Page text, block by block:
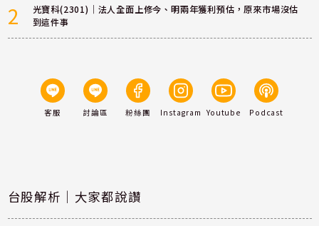
2
光寶科(2301)｜法人全面上修今、明兩年獲利預估，原來市場沒估
到這件事
客服 討論區 粉絲團 Instagram Youtube Podcast
台股解析｜大家都說讚